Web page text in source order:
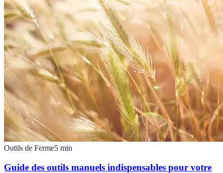
Outils de Ferme5 min
Guide des outils manuels indispensables pour votre